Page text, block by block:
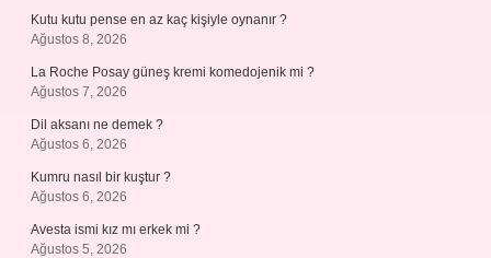
Kutu kutu pense en az kaç kişiyle oynanır ?
Ağustos 8, 2026
La Roche Posay güneş kremi komedojenik mi ?
Ağustos 7, 2026
Dil aksanı ne demek ?
Ağustos 6, 2026
Kumru nasıl bir kuştur ?
Ağustos 6, 2026
Avesta ismi kız mı erkek mi ?
Ağustos 5, 2026